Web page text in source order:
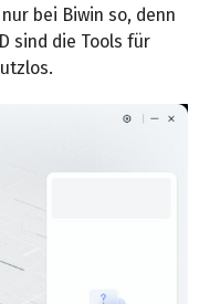
bei Biwin so, denn
sind die Tools für